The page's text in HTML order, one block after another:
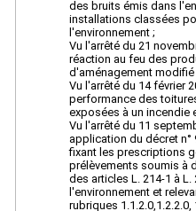
des bruits émis dans
installations classées
l'environnement ;
Vu l'arrêté du 21
réaction au feu des
d'aménagement modifié
Vu l'arrêté du 14 février
performance des
exposées à un incendie
Vu l'arrêté du 11
application du décret n°
fixant les prescriptions
prélèvements soumis à
des articles L. 214-1 à
l'environnement et
rubriques 1.1.2.0,1.2.2.0,